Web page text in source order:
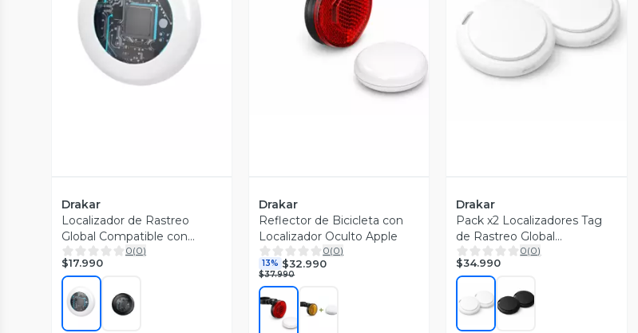
Vista Previa
Drakar
Localizador de Rastreo
Global Compatible con
Apple
0(0)
$17.990
Vista Previa
Drakar
Reflector de Bicicleta con
Localizador Oculto Apple
0(0)
13% $32.990
$37.990
Vista Previa
Drakar
Pack x2 Localizadores Tag
de Rastreo Global
Compatibles con Apple
0(0)
$34.990